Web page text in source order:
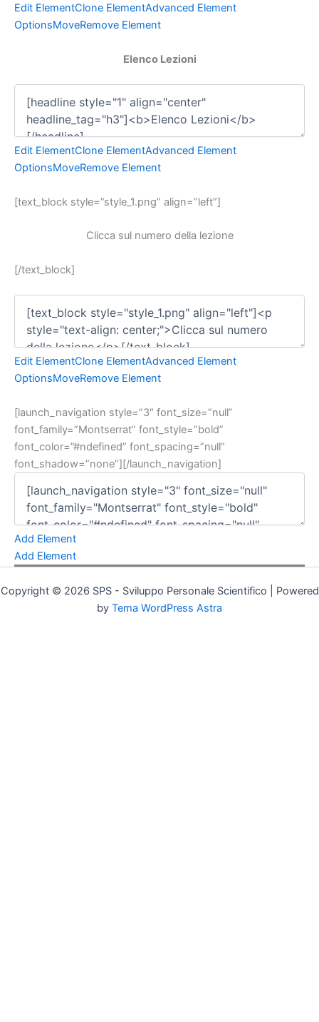
Edit ElementClone ElementAdvanced Element
OptionsMoveRemove Element
Elenco Lezioni
Edit ElementClone ElementAdvanced Element
OptionsMoveRemove Element
[text_block style=”style_1.png” align=”left”]
Clicca sul numero della lezione
[/text_block]
Edit ElementClone ElementAdvanced Element
OptionsMoveRemove Element
[launch_navigation style=”3″ font_size=”null”
font_family=”Montserrat” font_style=”bold”
font_color=”#ndefined” font_spacing=”null”
font_shadow=”none”][/launch_navigation]
Add Element
Add Element
Copyright © 2026 SPS - Sviluppo Personale Scientifico | Powered
by Tema WordPress Astra